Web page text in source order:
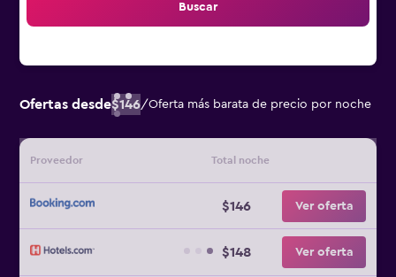
Buscar
Ofertas desde$146/Oferta más barata de precio por noche
Proveedor Total noche
$146 Ver oferta
$148 Ver oferta